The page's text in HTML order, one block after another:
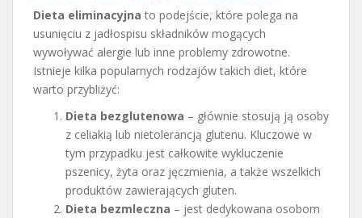
Dieta eliminacyjna to podejście, które polega na
usunięciu z jadłospisu składników mogących
wywoływać alergie lub inne problemy zdrowotne.
Istnieje kilka popularnych rodzajów takich diet, które
warto przybliżyć:
Dieta bezglutenowa – głównie stosują ją osoby
z celiakią lub nietolerancją glutenu. Kluczowe w
tym przypadku jest całkowite wykluczenie
pszenicy, żyta oraz jęczmienia, a także wszelkich
produktów zawierających gluten.
Dieta bezmleczna – jest dedykowana osobom